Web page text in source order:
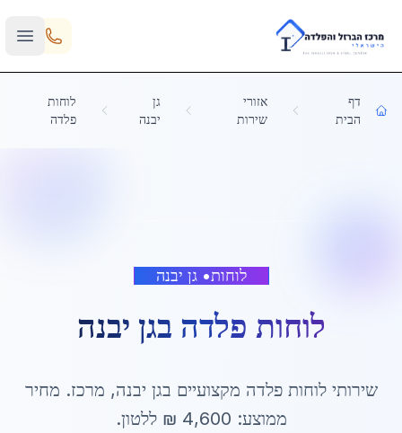
Skip to main content
דף
הבית
אזורי
שירות
גן
יבנה
לוחות
פלדה
לוחות•גן יבנה
לוחות פלדה בגן יבנה
שירותילוחות פלדה מקצועיים בגן יבנה, מרכז. מחיר
ממוצע: 4,600 ₪ ללטון.